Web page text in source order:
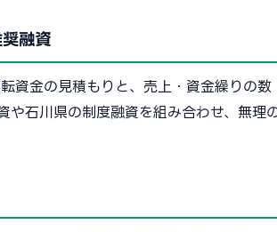
融資
資金の見積もりと、売上・資金繰りの数
や石川県の制度融資を組み合わせ、無理